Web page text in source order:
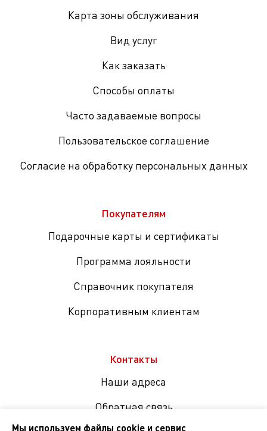
Карта зоны обслуживания
Вид услуг
Как заказать
Способы оплаты
Часто задаваемые вопросы
Пользовательское соглашение
Согласие на обработку персональных данных
Покупателям
Подарочные карты и сертификаты
Программа лояльности
Справочник покупателя
Корпоративным клиентам
Контакты
Наши адреса
Обратная связь
Мы используем файлы cookie и сервис